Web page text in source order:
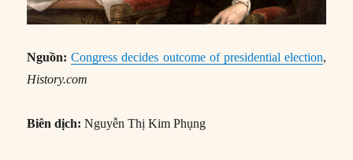
Nguồn: Congress decides outcome of presidential election,
History.com
Biên dịch: Nguyễn Thị Kim Phụng